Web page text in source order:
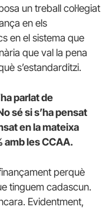
un treball col·legiat
en els
en el sistema que
que val la pena
s’estandarditzi.
parlat de
sé si s’ha pensat
en la mateixa
amb les CCAA.
perquè
tinguem cadascun.
Evidentment,